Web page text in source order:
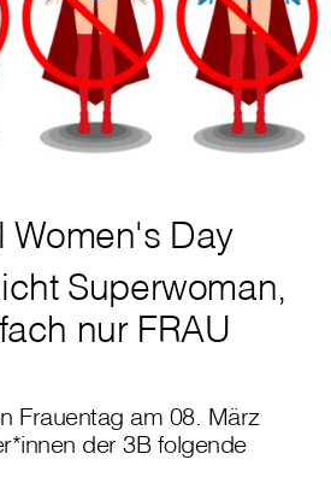
Women's Day
Superwoman,
nur FRAU
Frauentag am 08. März
der 3B folgende